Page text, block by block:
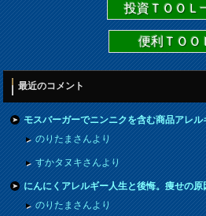
投資ＴＯＯ
便利ＴＯ
最近のコメント
モスバーガーでニンニクを含む商品アレ
のりたまさんより
すかタヌキさんより
にんにくアレルギー人生と後悔。痩せの原
のりたまさんより